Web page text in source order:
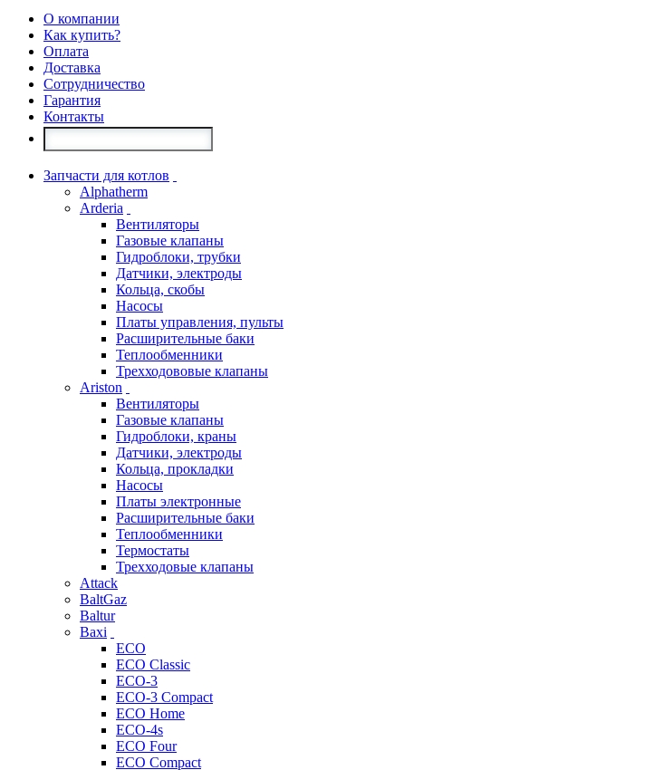
О компании
Как купить?
Оплата
Доставка
Сотрудничество
Гарантия
Контакты
Запчасти для котлов
Alphatherm
Arderia
Вентиляторы
Газовые клапаны
Гидроблоки, трубки
Датчики, электроды
Кольца, скобы
Насосы
Платы управления, пульты
Расширительные баки
Теплообменники
Трехходововые клапаны
Ariston
Вентиляторы
Газовые клапаны
Гидроблоки, краны
Датчики, электроды
Кольца, прокладки
Насосы
Платы электронные
Расширительные баки
Теплообменники
Термостаты
Трехходовые клапаны
Attack
BaltGaz
Baltur
Baxi
ECO
ECO Classic
ECO-3
ECO-3 Compact
ECO Home
ECO-4s
ECO Four
ECO Compact